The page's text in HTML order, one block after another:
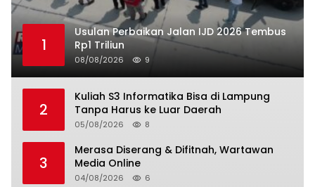
1
Usulan Perbaikan Jalan IJD 2026 Tembus
Rp1 Triliun
08/08/2026 9
2
Kuliah S3 Informatika Bisa di Lampung
Tanpa Harus ke Luar Daerah
05/08/2026 8
3
Merasa Diserang & Difitnah, Wartawan
Media Online
04/08/2026 6